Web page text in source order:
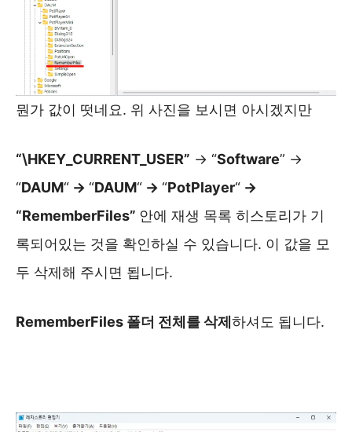
뭔가 값이 떳네요. 위 사진을 보시면 아시겠지만
“\HKEY_CURRENT_USER” -> “Software” ->
“DAUM“ -> “DAUM“ -> “PotPlayer“ ->
“RememberFiles” 안에 재생 목록 히스토리가 기
록되어있는 것을 확인하실 수 있습니다. 이 값을 모
두 삭제해 주시면 됩니다.
RememberFiles 폴더 전체를 삭제 하셔도 됩니다.